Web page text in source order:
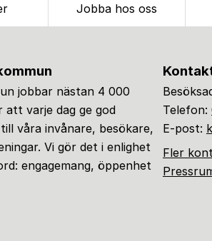
Jobba hos oss
jobbar nästan 4 000
att varje dag ge god
våra invånare, besökare,
Vi gör det i enlighet
engagemang, öppenhet
Telefon:
E-post:
Fler